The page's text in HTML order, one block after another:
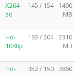
X264-
sd
145 / 154
1490
MB
Hd-
1080p
163 / 204 2310
MB
Hd-
352 / 150 3860